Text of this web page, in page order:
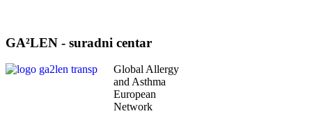
GA²LEN - suradni centar
Global Allergy
and Asthma
European
Network